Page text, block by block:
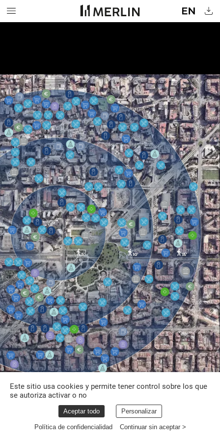
PLAZA DE LES GLÒRIES
TORRE GLÒRIES
AV. MERIDIANA
Este sitio usa cookies y permite tener control sobre los que
se autoriza activar o no
Aceptar todo Personalizar
Política de confidencialidad Continuar sin aceptar >